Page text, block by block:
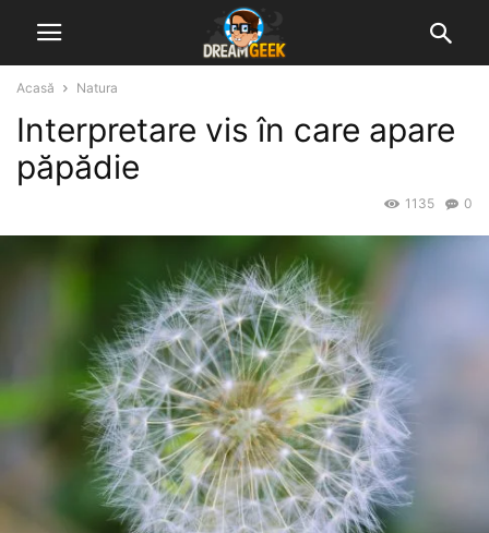
Acasă Natura
Interpretare vis în care apare
păpădie
0
1135